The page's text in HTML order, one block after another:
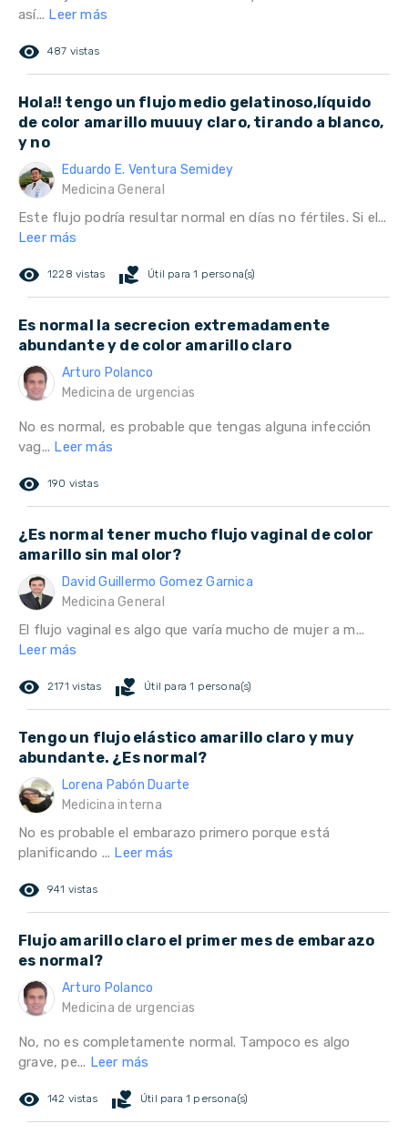
así... Leer más
remove_red_eye 487 vistas
Hola!! tengo un flujo medio gelatinoso,líquido
de color amarillo muuuy claro, tirando a blanco,
y no
Eduardo E. Ventura Semidey
Medicina General
Este flujo podría resultar normal en días no fértiles. Si el...
Leer más
remove_red_eye 1228 vistas volunteer_activism Útil para 1 persona(s)
Es normal la secrecion extremadamente
abundante y de color amarillo claro
Arturo Polanco
Medicina de urgencias
No es normal, es probable que tengas alguna infección
vag... Leer más
remove_red_eye 190 vistas
¿Es normal tener mucho flujo vaginal de color
amarillo sin mal olor?
David Guillermo Gomez Garnica
Medicina General
El flujo vaginal es algo que varía mucho de mujer a m...
Leer más
remove_red_eye 2171 vistas volunteer_activism Útil para 1 persona(s)
Tengo un flujo elástico amarillo claro y muy
abundante. ¿Es normal?
Lorena Pabón Duarte
Medicina interna
No es probable el embarazo primero porque está
planificando ... Leer más
remove_red_eye 941 vistas
Flujo amarillo claro el primer mes de embarazo
es normal?
Arturo Polanco
Medicina de urgencias
No, no es completamente normal. Tampoco es algo
grave, pe... Leer más
remove_red_eye 142 vistas volunteer_activism Útil para 1 persona(s)